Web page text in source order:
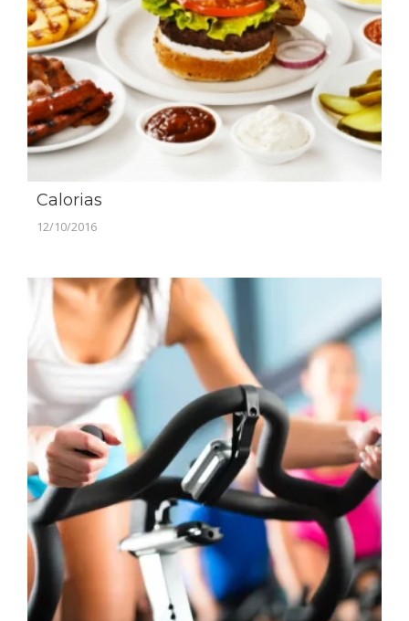
Calorias
12/10/2016